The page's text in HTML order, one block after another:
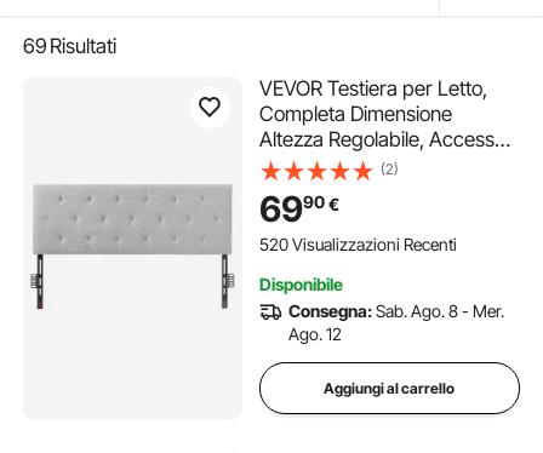
69 Risultati
VEVOR Testiera per Letto,
Completa Dimensione
Altezza Regolabile, Accessori
per Letto, Testiera in Schiuma
ad Alta Densità e Comfort
per Camera da Letto, Hotel,
Grigio Chiaro 1430 x (905-
(2)
6990€
520 Visualizzazioni Recenti
Disponibile
Consegna:Sab. Ago. 8 - Mer.
Ago. 12
Aggiungi al carrello